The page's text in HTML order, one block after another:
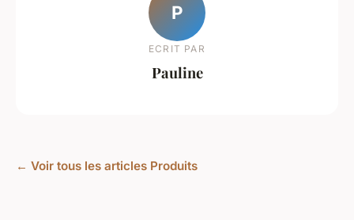
P
ECRIT PAR
Pauline
← Voir tous les articles Produits